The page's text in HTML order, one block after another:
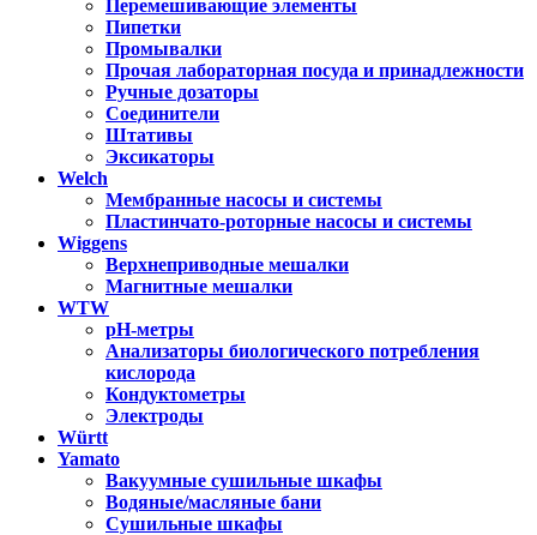
Перемешивающие элементы
Пипетки
Промывалки
Прочая лабораторная посуда и принадлежности
Ручные дозаторы
Соединители
Штативы
Эксикаторы
Welch
Мембранные насосы и системы
Пластинчато-роторные насосы и системы
Wiggens
Верхнеприводные мешалки
Магнитные мешалки
WTW
pH-метры
Анализаторы биологического потребления
кислорода
Кондуктометры
Электроды
Württ
Yamato
Вакуумные сушильные шкафы
Водяные/масляные бани
Сушильные шкафы